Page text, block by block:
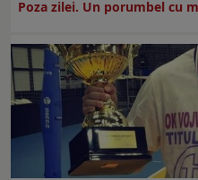
Poza zilei. Un porumbel cu